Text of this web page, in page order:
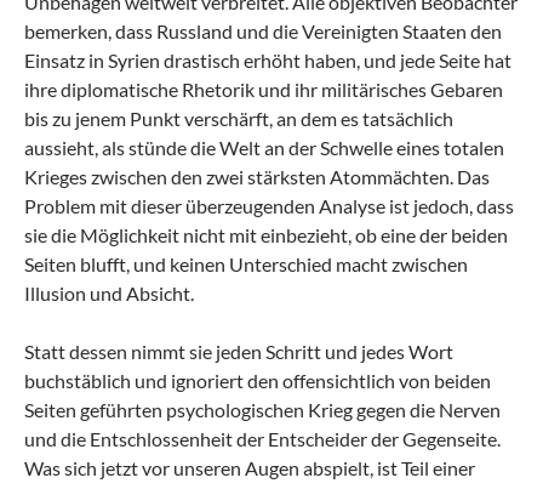
bemerken, dass Russland und die Vereinigten Staaten den
Einsatz in Syrien drastisch erhöht haben, und jede Seite hat
ihre diplomatische Rhetorik und ihr militärisches Gebaren
bis zu jenem Punkt verschärft, an dem es tatsächlich
aussieht, als stünde die Welt an der Schwelle eines totalen
Krieges zwischen den zwei stärksten Atommächten. Das
Problem mit dieser überzeugenden Analyse ist jedoch, dass
sie die Möglichkeit nicht mit einbezieht, ob eine der beiden
Seiten blufft, und keinen Unterschied macht zwischen
Illusion und Absicht.
Statt dessen nimmt sie jeden Schritt und jedes Wort
buchstäblich und ignoriert den offensichtlich von beiden
Seiten geführten psychologischen Krieg gegen die Nerven
und die Entschlossenheit der Entscheider der Gegenseite.
Was sich jetzt vor unseren Augen abspielt, ist Teil einer